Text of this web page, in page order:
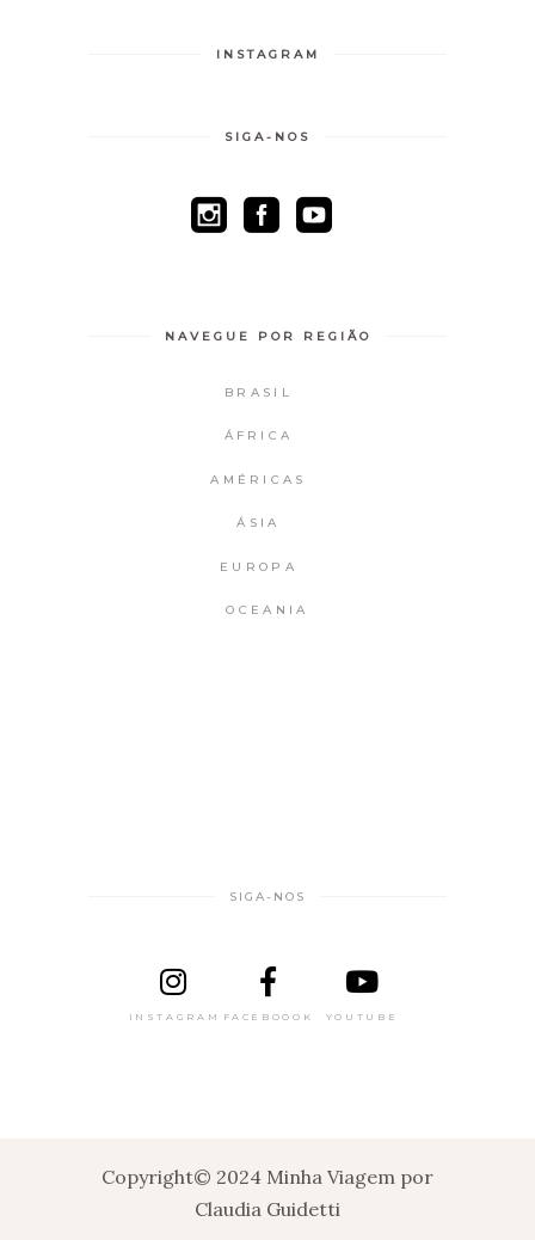
INSTAGRAM
SIGA-NOS
NAVEGUE POR REGIÃO
BRASIL
ÁFRICA
AMÉRICAS
ÁSIA
EUROPA
OCEANIA
SIGA-NOS
INSTAGRAM FACEBOOOK YOUTUBE
Copyright© 2024 Minha Viagem por
Claudia Guidetti